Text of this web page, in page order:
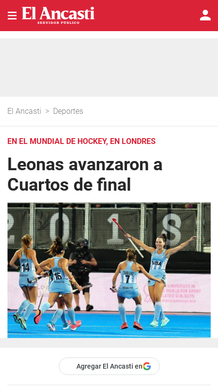
El Ancasti > Deportes
EN EL MUNDIAL DE HOCKEY, EN LONDRES
Leonas avanzaron a
Cuartos de final
Agregar El Ancasti en